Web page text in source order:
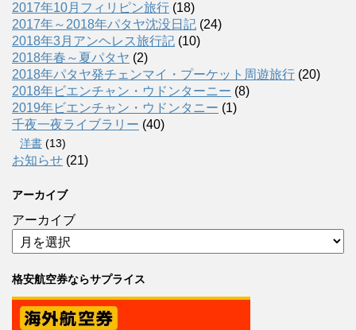
2017年10月フィリピン旅行 (18)
2017年～2018年パタヤ沈没日記 (24)
2018年3月アンヘレス旅行記 (10)
2018年春～夏パタヤ (2)
2018年パタヤ発チェンマイ・プーケット周遊旅行 (20)
2018年ビエンチャン・ウドンターニー (8)
2019年ビエンチャン・ウドンタニー (1)
千夜一夜ライブラリー (40)
洋書 (13)
お知らせ (21)
アーカイブ
アーカイブ
格安航空券ならサプライス